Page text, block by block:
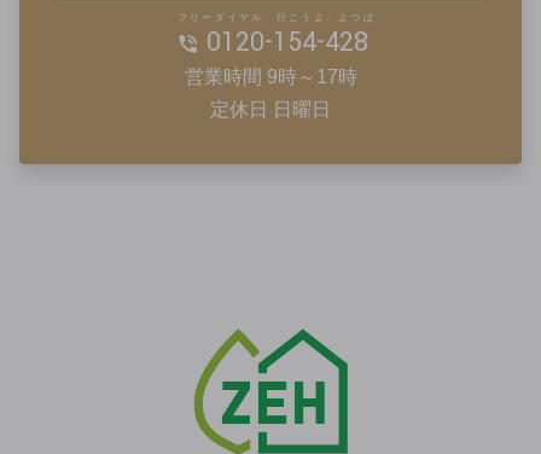
0120-154-428
フリーダイヤル 行こうよ、よつば
営業時間 9時～17時
定休日 日曜日